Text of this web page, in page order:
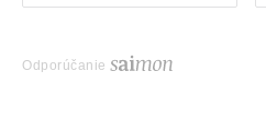
Odporúčanie